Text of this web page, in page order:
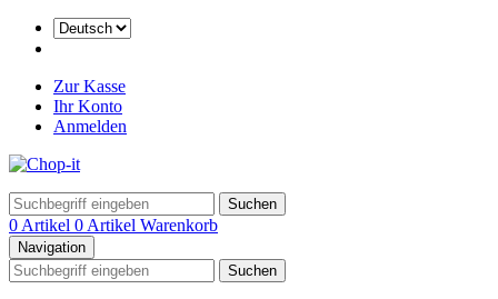
Zur Kasse
Ihr Konto
Anmelden
Suchen
0 Artikel 0 Artikel Warenkorb
Navigation
Suchen